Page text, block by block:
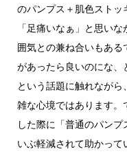
のパンプス＋肌色ストッ
「足痛いなぁ」と思い
囲気との兼ね合いもあ
があったら良いのにな、
という話題に触れなが
雑な心境ではあります。
した際に「普通のパン
いぶ軽減されて助かっ